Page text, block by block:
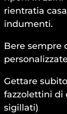
rientratia
indumenti.
Bere sempre
Gettare
fazzolettini di
sigillati)